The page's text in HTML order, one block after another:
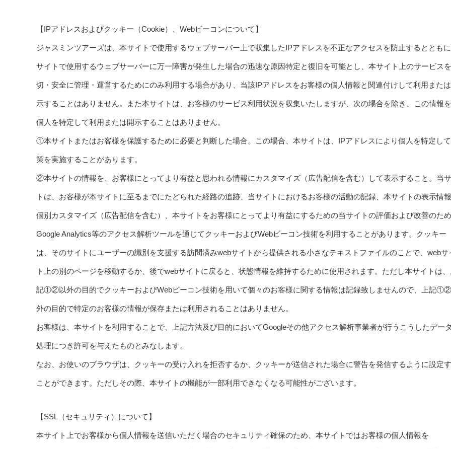
【IPアドレスおよびクッキー（Cookie）、Webビーコンについて】
ジャスミンツアーズは、本サイトで使用するウェブサーバー上で収集したIPアドレスを不正なアクセスを防止するととも
サイトで使用するウェブサーバーに万一障害が発生した場合の迅速な原因特定と復旧を可能とし、本サイト上のサービス
切・安全に管理・運営するためにのみ利用する場合があり、当該IPアドレスをお客様の個人情報と関連付けして利用また
示することはありません。また本サイトは、お客様のサービス利用状況を収集いたしますが、次の場合を除き、この情報を
個人を特定して利用または開示することはありません。
①本サイトまたはお客様を保護するために必要と判断した場合。この場合、本サイトは、IPアドレスにより個人を特定し
策を実施することがあります。
②本サイトの情報を、お客様にとってより有益と思われる情報にカスタマイズ（広告配信を含む）して表示すること。当
トは、お客様が本サイトに至るまでにたどられた経路の追跡、当サイトにおけるお客様の活動の記録、本サイトの表示情
個別カスタマイズ（広告配信を含む）、本サイトをお客様にとってより有益にするための当サイトの評価および改善のた
Google Analytics等のアクセス解析ツールを通じてクッキーおよびWebビーコン技術を利用することがあります。クッキー
は、そのサイトにユーザーの識別を支援する訪問済みwebサイトから提供される小さなテキストファイルのことで、webサ
ト上の別のページを移動するか、後でwebサイトに戻ると、状態情報を維持するために使用されます。ただし本サイトは、
記①②以外の目的でクッキーおよびWebビーコン技術を用いて個々のお客様に関する情報は記録致しませんので、上記
外の目的で特定のお客様の情報が保存または利用されることはありません。
お客様は、本サイトを利用することで、上記方法及び目的においてGoogleその他アクセス解析事業者が行うこうしたデータ
処理につき許可を与えたものとみなします。
なお、お使いのブラウザは、クッキーの受け入れを拒否するか、クッキーが送信された場合に警告を発信するように設定
ことができます。ただしその際、本サイトの機能が一部利用できなくなる可能性がございます。
【SSL（セキュリティ）について】
本サイト上でお客様から個人情報を送信いただく場合のセキュリティ確保のため、本サイトではお客様の個人情報を